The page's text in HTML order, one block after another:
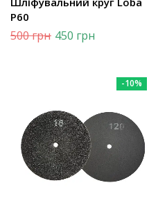
Р60
500грн 450 грн
-10%